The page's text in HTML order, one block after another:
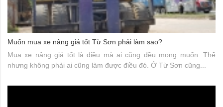
Muốn mua xe nâng giá tốt Từ Sơn phải làm sao?
Mua xe nâng giá tốt là điều mà ai cũng đều mong muốn. Thế
nhưng không phải ai cũng làm được điều đó. Ở Từ Sơn cũng...